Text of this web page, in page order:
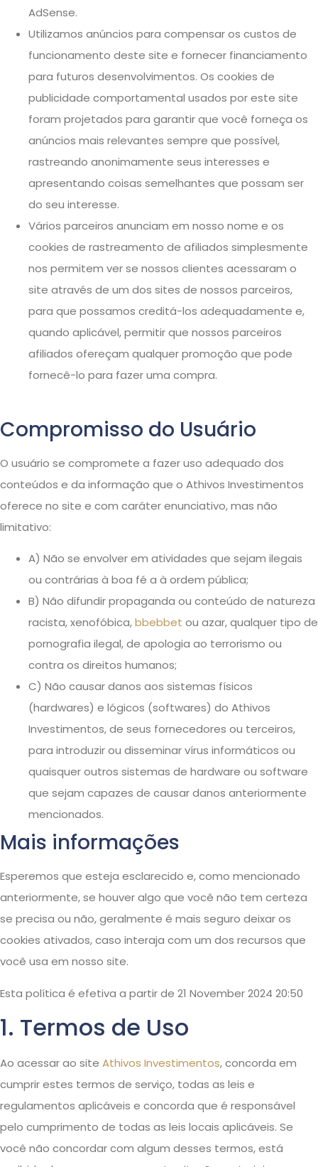
AdSense.
Utilizamos anúncios para compensar os custos de
funcionamento deste site e fornecer financiamento
para futuros desenvolvimentos. Os cookies de
publicidade comportamental usados ​​por este site
foram projetados para garantir que você forneça os
anúncios mais relevantes sempre que possível,
rastreando anonimamente seus interesses e
apresentando coisas semelhantes que possam ser
do seu interesse.
Vários parceiros anunciam em nosso nome e os
cookies de rastreamento de afiliados simplesmente
nos permitem ver se nossos clientes acessaram o
site através de um dos sites de nossos parceiros,
para que possamos creditá-los adequadamente e,
quando aplicável, permitir que nossos parceiros
afiliados ofereçam qualquer promoção que pode
fornecê-lo para fazer uma compra.
Compromisso do Usuário
O usuário se compromete a fazer uso adequado dos
conteúdos e da informação que o Athivos Investimentos
oferece no site e com caráter enunciativo, mas não
limitativo:
A) Não se envolver em atividades que sejam ilegais
ou contrárias à boa fé a à ordem pública;
B) Não difundir propaganda ou conteúdo de natureza
racista, xenofóbica,bbebbet ou azar, qualquer tipo de
pornografia ilegal, de apologia ao terrorismo ou
contra os direitos humanos;
C) Não causar danos aos sistemas físicos
(hardwares) e lógicos (softwares) do Athivos
Investimentos, de seus fornecedores ou terceiros,
para introduzir ou disseminar vírus informáticos ou
quaisquer outros sistemas de hardware ou software
que sejam capazes de causar danos anteriormente
mencionados.
Mais informações
Esperemos que esteja esclarecido e, como mencionado
anteriormente, se houver algo que você não tem certeza
se precisa ou não, geralmente é mais seguro deixar os
cookies ativados, caso interaja com um dos recursos que
você usa em nosso site.
Esta política é efetiva a partir de 21 November 2024 20:50
1. Termos de Uso
Ao acessar ao site Athivos Investimentos, concorda em
cumprir estes termos de serviço, todas as leis e
regulamentos aplicáveis ​​e concorda que é responsável
pelo cumprimento de todas as leis locais aplicáveis. Se
você não concordar com algum desses termos, está